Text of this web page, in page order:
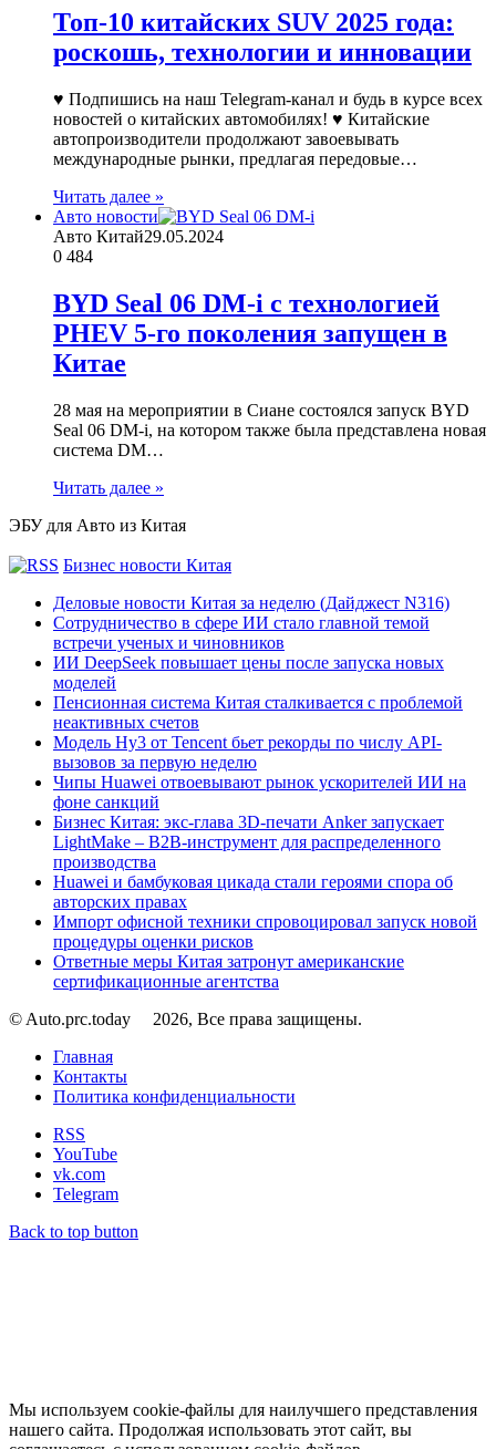
Топ-10 китайских SUV 2025 года:
роскошь, технологии и инновации
♥ Подпишись на наш Telegram-канал и будь в курсе всех
новостей о китайских автомобилях! ♥ Китайские
автопроизводители продолжают завоевывать
международные рынки, предлагая передовые…
Читать далее »
Авто новости
Авто Китай29.05.2024
0 484
BYD Seal 06 DM-i с технологией
PHEV 5-го поколения запущен в
Китае
28 мая на мероприятии в Сиане состоялся запуск BYD
Seal 06 DM-i, на котором также была представлена новая
система DM…
Читать далее »
ЭБУ для Авто из Китая
Бизнес новости Китая
Деловые новости Китая за неделю (Дайджест N316)
Сотрудничество в сфере ИИ стало главной темой
встречи ученых и чиновников
ИИ DeepSeek повышает цены после запуска новых
моделей
Пенсионная система Китая сталкивается с проблемой
неактивных счетов
Модель Hy3 от Tencent бьет рекорды по числу API-
вызовов за первую неделю
Чипы Huawei отвоевывают рынок ускорителей ИИ на
фоне санкций
Бизнес Китая: экс-глава 3D-печати Anker запускает
LightMake – B2B-инструмент для распределенного
производства
Huawei и бамбуковая цикада стали героями спора об
авторских правах
Импорт офисной техники спровоцировал запуск новой
процедуры оценки рисков
Ответные меры Китая затронут американские
сертификационные агентства
© Auto.prc.today
2026, Все права защищены.
Главная
Контакты
Политика конфиденциальности
RSS
YouTube
vk.com
Telegram
Back to top button
Мы используем cookie-файлы для наилучшего представления
нашего сайта. Продолжая использовать этот сайт, вы